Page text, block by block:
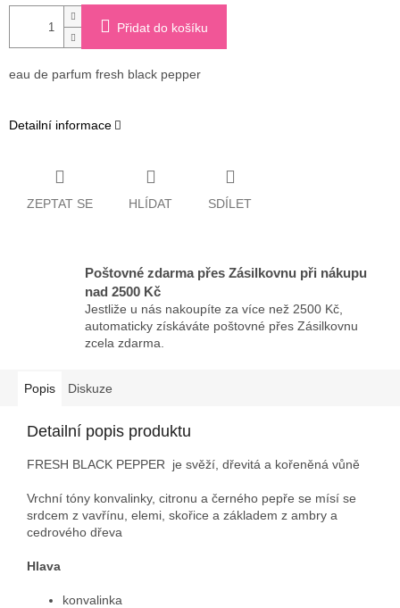
Přidat do košíku
eau de parfum fresh black pepper
Detailní informace
ZEPTAT SE HLÍDAT SDÍLET
Poštovné zdarma přes Zásilkovnu při nákupu
nad 2500 Kč
Jestliže u nás nakoupíte za více než 2500 Kč,
automaticky získáváte poštovné přes Zásilkovnu
zcela zdarma.
Popis Diskuze
Detailní popis produktu
FRESH BLACK PEPPER je svěží, dřevitá a kořeněná vůně
Vrchní tóny konvalinky, citronu a černého pepře se mísí se
srdcem z vavřínu, elemi, skořice a základem z ambry a
cedrového dřeva
Hlava
konvalinka